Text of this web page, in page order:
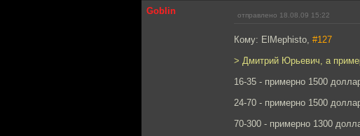
Goblin отправлено 18.08.09 15:22
Кому: ElMephisto, #127
> Дмитрий Юрьевич, а
16-35 - примерно 1500
24-70 - примерно 1500
70-300 - примерно 1300